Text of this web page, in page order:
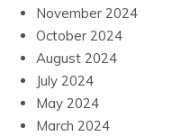
November 2024
October 2024
August 2024
July 2024
May 2024
March 2024